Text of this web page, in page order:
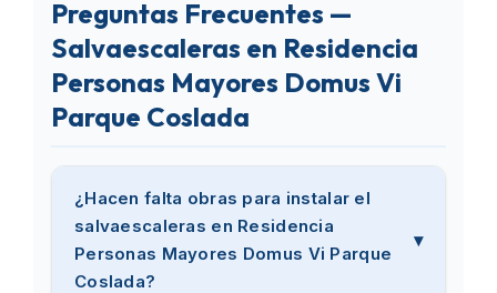
Preguntas Frecuentes —
Salvaescaleras en Residencia
Personas Mayores Domus Vi
Parque Coslada
¿Hacen falta obras para instalar el
salvaescaleras en Residencia
Personas Mayores Domus Vi Parque
Coslada?